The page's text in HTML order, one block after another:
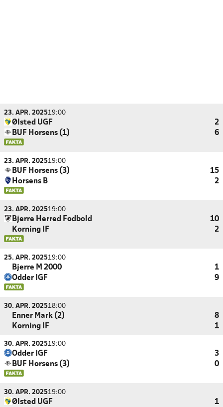
23. APR. 202519:00
Ølsted UGF
2
BUF Horsens (1)
6
23. APR. 202519:00
BUF Horsens (3)
15
Horsens B
2
23. APR. 202519:00
Bjerre Herred Fodbold
10
Korning IF
2
25. APR. 202519:00
Bjerre M 2000
1
Odder IGF
9
30. APR. 202518:00
Enner Mark (2)
8
Korning IF
1
30. APR. 202519:00
Odder IGF
3
BUF Horsens (3)
0
30. APR. 202519:00
Ølsted UGF 1